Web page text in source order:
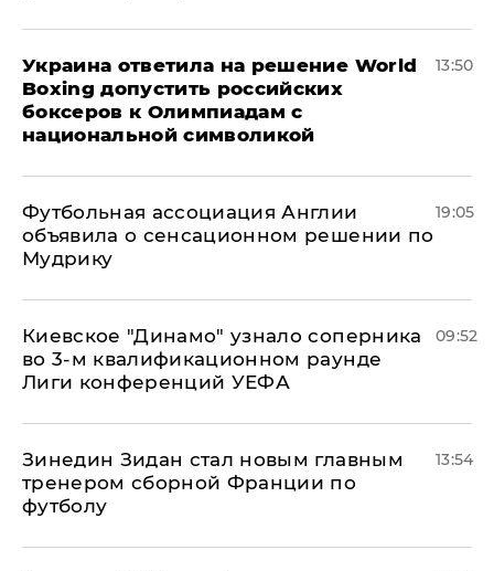
Украина ответила на решение World
Boxing допустить российских
боксеров к Олимпиадам с
национальной символикой
13:50
Футбольная ассоциация Англии
объявила о сенсационном решении по
Мудрику
19:05
Киевское "Динамо" узнало соперника
во 3-м квалификационном раунде
Лиги конференций УЕФА
09:52
Зинедин Зидан стал новым главным
тренером сборной Франции по
футболу
13:54